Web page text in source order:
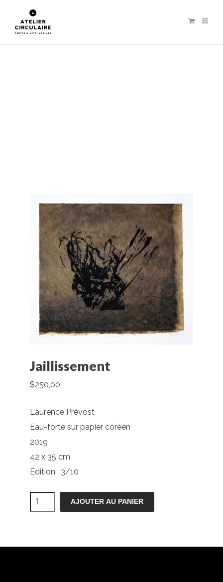
Jaillissement
$250,00
Laurence Prévost
Eau-forte sur papier coréen
2019
42 x 35 cm
Édition : 3/10
quantité
de
AJOUTER AU PANIER